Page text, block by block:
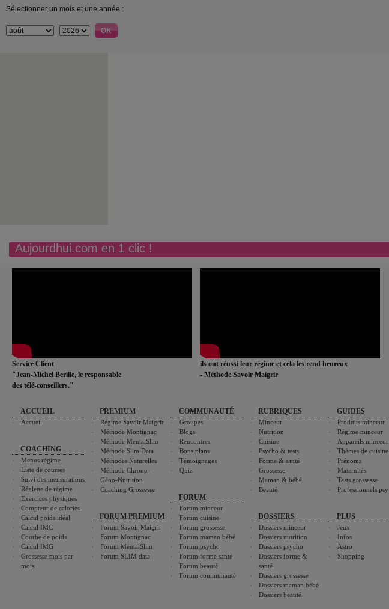
Sélectionner un mois et une année :
Aujourdhui.com en 1 clic !
Service Client
"Jean-Michel Berille, le responsable
des télé-conseillers."
ils ont réussi leur régime et cela les rend heureux
- Méthode Savoir Maigrir
ACCUEIL
Accueil
COACHING
Menus régime
Liste de courses
Suivi des mensurations
Réglette de régime
Exercices physiques
Compteur de calories
Calcul poids idéal
Calcul IMC
Courbe de poids
Calcul IMG
Grossesse mois par
mois
PREMIUM
Régime Savoir Maigrir
Méthode Montignac
Méthode MentalSlim
Méthode Slim Data
Méthodes Naturelles
Méthode Chrono-
Géno-Nutrition
Coaching Grossesse
FORUM PREMIUM
Forum Savoir Maigrir
Forum Montignac
Forum MentalSlim
Forum SLIM data
COMMUNAUTÉ
Groupes
Blogs
Rencontres
Bons plans
Témoignages
Quiz
FORUM
Forum minceur
Forum cuisine
Forum grossesse
Forum maman bébé
Forum psycho
Forum forme santé
Forum beauté
Forum communauté
RUBRIQUES
Minceur
Nutrition
Cuisine
Psycho & tests
Forme & santé
Grossesse
Maman & bébé
Beauté
DOSSIERS
Dossiers minceur
Dossiers nutrition
Dossiers psycho
Dossiers forme &
santé
Dossiers grossesse
Dossiers maman bébé
Dossiers beauté
GUIDES
Produits minceur
Régime minceur
Appareils minceur
Thèmes de cuisine
Prénoms
Maternités
Tests grossesse
Professionnels psy
PLUS
Jeux
Infos
Astro
Shopping